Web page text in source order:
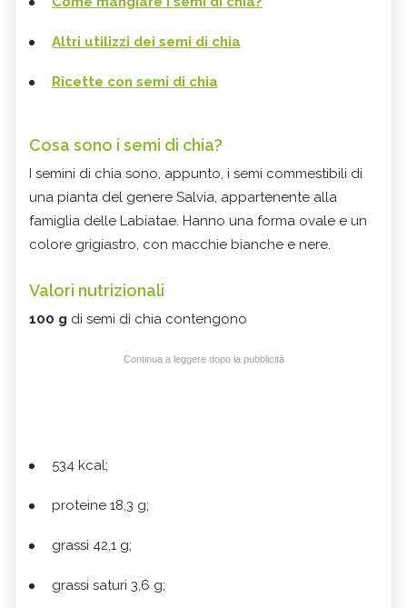
Altri utilizzi dei semi di chia
Ricette con semi di chia
Cosa sono i semi di chia?
I semini di chia sono, appunto, i semi commestibili di
una pianta del genere Salvia, appartenente alla
famiglia delle Labiatae. Hanno una forma ovale e un
colore grigiastro, con macchie bianche e nere.
Valori nutrizionali
100 g di semi di chia contengono
Continua a leggere dopo la pubblicità
534 kcal;
proteine 18,3 g;
grassi 42,1 g;
grassi saturi 3,6 g;